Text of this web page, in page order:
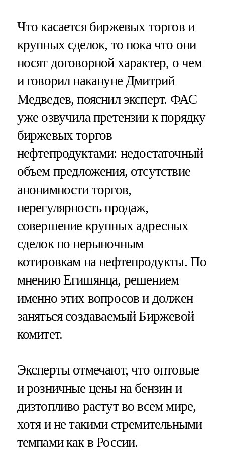
Что касается биржевых торгов и
крупных сделок, то пока что они
носят договорной характер, о чем
и говорил накануне Дмитрий
Медведев, пояснил эксперт. ФАС
уже озвучила претензии к порядку
биржевых торгов
нефтепродуктами: недостаточный
объем предложения, отсутствие
анонимности торгов,
нерегулярность продаж,
совершение крупных адресных
сделок по нерыночным
котировкам на нефтепродукты. По
мнению Егишянца, решением
именно этих вопросов и должен
заняться создаваемый Биржевой
комитет.
Эксперты отмечают, что оптовые
и розничные цены на бензин и
дизтопливо растут во всем мире,
хотя и не такими стремительными
темпами как в России.